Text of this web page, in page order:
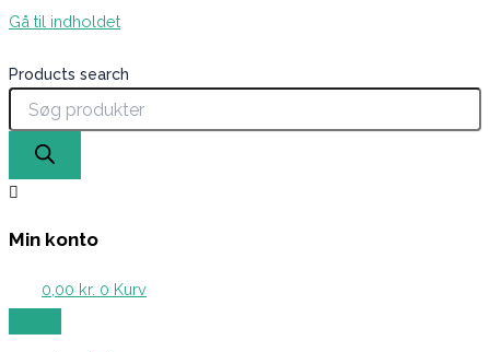
Gå til indholdet
Products search
Min konto
0,00 kr. 0 Kurv